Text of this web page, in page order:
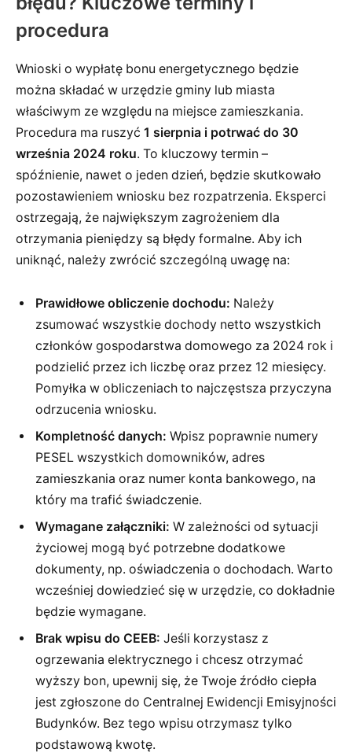
procedura
Wnioski o wypłatę bonu energetycznego będzie
można składać w urzędzie gminy lub miasta
właściwym ze względu na miejsce zamieszkania.
Procedura ma ruszyć 1 sierpnia i potrwać do 30
września 2024 roku. To kluczowy termin –
spóźnienie, nawet o jeden dzień, będzie skutkowało
pozostawieniem wniosku bez rozpatrzenia. Eksperci
ostrzegają, że największym zagrożeniem dla
otrzymania pieniędzy są błędy formalne. Aby ich
uniknąć, należy zwrócić szczególną uwagę na:
Prawidłowe obliczenie dochodu: Należy
zsumować wszystkie dochody netto wszystkich
członków gospodarstwa domowego za 2024 rok i
podzielić przez ich liczbę oraz przez 12 miesięcy.
Pomyłka w obliczeniach to najczęstsza przyczyna
odrzucenia wniosku.
Kompletność danych: Wpisz poprawnie numery
PESEL wszystkich domowników, adres
zamieszkania oraz numer konta bankowego, na
który ma trafić świadczenie.
Wymagane załączniki: W zależności od sytuacji
życiowej mogą być potrzebne dodatkowe
dokumenty, np. oświadczenia o dochodach. Warto
wcześniej dowiedzieć się w urzędzie, co dokładnie
będzie wymagane.
Brak wpisu do CEEB: Jeśli korzystasz z
ogrzewania elektrycznego i chcesz otrzymać
wyższy bon, upewnij się, że Twoje źródło ciepła
jest zgłoszone do Centralnej Ewidencji Emisyjności
Budynków. Bez tego wpisu otrzymasz tylko
podstawową kwotę.